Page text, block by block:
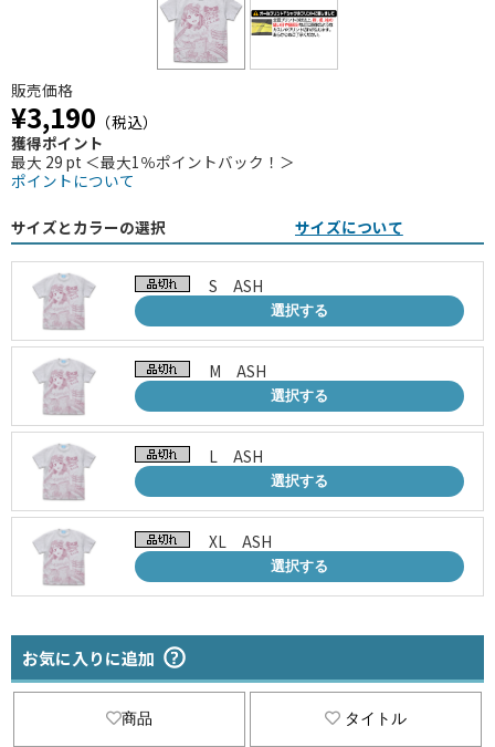
販売価格
¥3,190 （税込）
獲得ポイント
最大 29 pt ＜最大1％ポイントバック！＞
ポイントについて
サイズとカラーの選択 サイズについて
S ASH
選択する
M ASH
選択する
L ASH
選択する
XL ASH
選択する
お気に入りに追加
商品 タイトル